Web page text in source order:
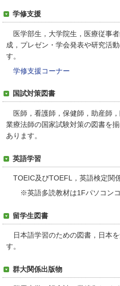
学修支援
医学部生，大学院生，医療従事者
成，プレゼン・学会発表や研究活
す。
学修支援コーナー
国試対策図書
医師，看護師，保健師，助産師
業療法師の国家試験対策の図書を
あります。
英語学習
TOEIC及びTOEFL，英語検定関
※英語多読教材は1Fパソコンコ
留学生図書
日本語学習のための図書，日本
す。
群大関係出版物